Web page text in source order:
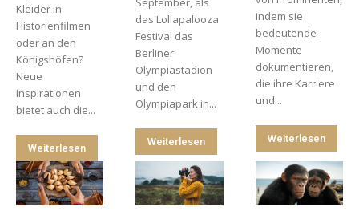
Kleider in
Historienfilmen
oder an den
Königshöfen?
Neue
Inspirationen
bietet auch die...
Weiterlesen
das Lollapalooza
Festival das
Berliner
Olympiastadion
und den
Olympiapark in...
Weiterlesen
indem sie
bedeutende
Momente
dokumentieren,
die ihre Karriere
und...
Weiterlesen